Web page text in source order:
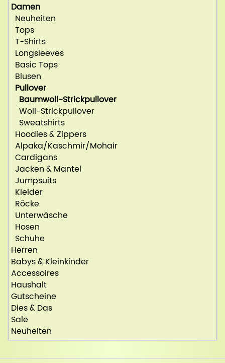
Damen
Neuheiten
Tops
T-Shirts
Longsleeves
Basic Tops
Blusen
Pullover
Baumwoll-Strickpullover
Woll-Strickpullover
Sweatshirts
Hoodies & Zippers
Alpaka/Kaschmir/Mohair
Cardigans
Jacken & Mäntel
Jumpsuits
Kleider
Röcke
Unterwäsche
Hosen
Schuhe
Herren
Babys & Kleinkinder
Accessoires
Haushalt
Gutscheine
Dies & Das
Sale
Neuheiten